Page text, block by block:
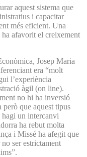
aquest sistema que
i capacitar
més eficient. Una
ha afavorit el creixement
Josep Maria
era “molt
l’experiència
àgil (on line).
no hi ha inversió
però que aquest tipus
hagi un intercanvi
ha rebut molta
i Missé ha afegit que
ser estrictament